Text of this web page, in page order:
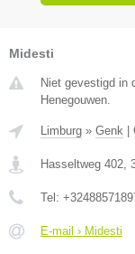
Midesti
Niet gevestigd in
Henegouwen.
Limburg » Genk
Hasseltweg 402
Tel:
E-mail › Midesti